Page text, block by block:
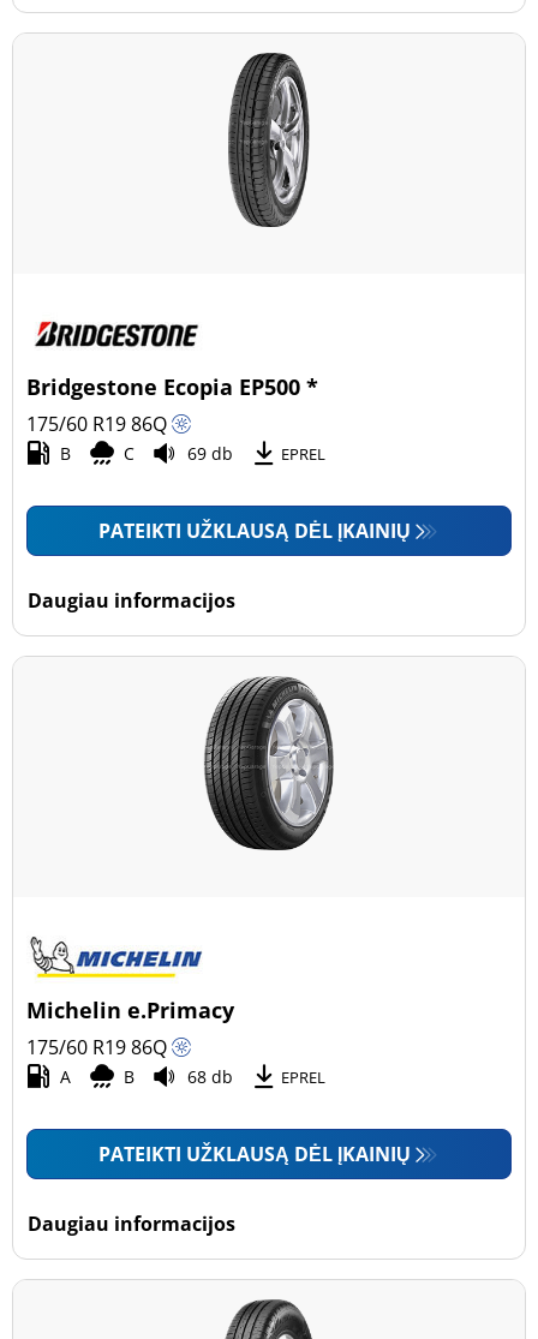
Bridgestone Ecopia EP500 *
175/60 R1986Q
B C 69 db EPREL
PATEIKTI UŽKLAUSĄ DĖL ĮKAINIŲ
Daugiau informacijos
Michelin e.Primacy
175/60 R1986Q
A B 68 db EPREL
PATEIKTI UŽKLAUSĄ DĖL ĮKAINIŲ
Daugiau informacijos